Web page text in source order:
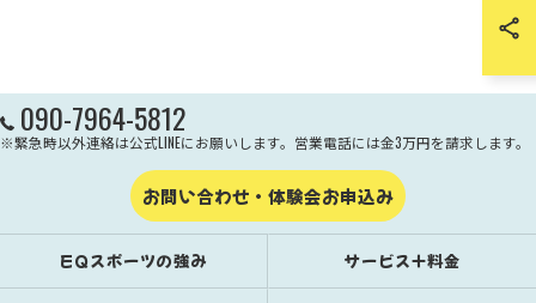
090-7964-5812
※緊急時以外連絡は公式LINEにお願いします。営業電話には金3万円を請求します。
お問い合わせ・体験会お申込み
EQスポーツの強み サービス＋料金